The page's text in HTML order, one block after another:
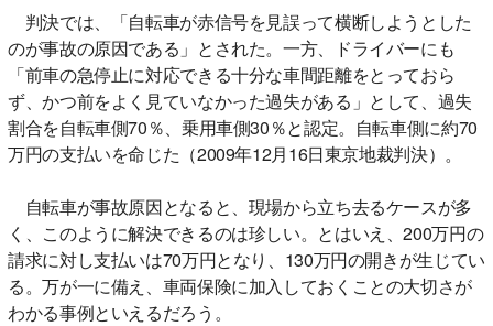
判決では、「自転車が赤信号を見誤って横断しようとした
のが事故の原因である」とされた。一方、ドライバーにも
「前車の急停止に対応できる十分な車間距離をとっておら
ず、かつ前をよく見ていなかった過失がある」として、過失
割合を自転車側70％、乗用車側30％と認定。自転車側に約70
万円の支払いを命じた（2009年12月16日東京地裁判決）。
自転車が事故原因となると、現場から立ち去るケースが多
く、このように解決できるのは珍しい。とはいえ、200万円の
請求に対し支払いは70万円となり、130万円の開きが生じてい
る。万が一に備え、車両保険に加入しておくことの大切さが
わかる事例といえるだろう。